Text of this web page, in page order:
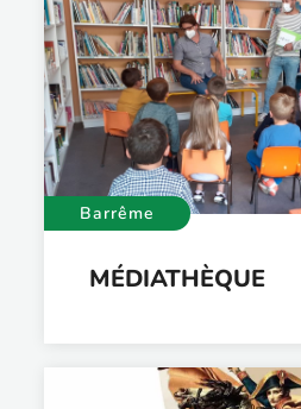
Barrême
MÉDIATHÈQUE